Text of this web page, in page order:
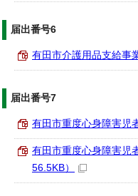
届出番号6
有田市介護用品支給事
届出番号7
有田市重度心身障害児
有田市重度心身障害児
56.5KB）